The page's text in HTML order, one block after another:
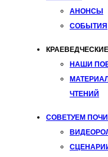
АНОНСЫ
СОБЫТИЯ
НАШИ
ЧТЕНИЙ
СОВЕТУЕМ